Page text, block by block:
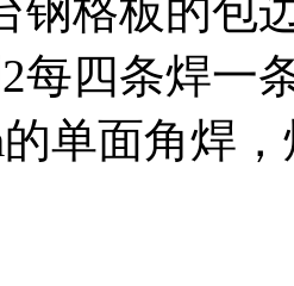
格板的包边
每四条焊一
单面角焊